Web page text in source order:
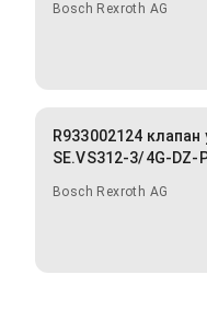
Bosch Rexroth AG
R933002124
SE.VS312-3/4G-DZ-
Bosch Rexroth AG